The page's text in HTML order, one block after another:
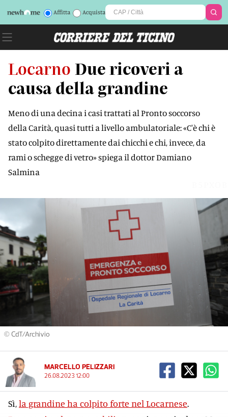
Affitta Acquista
Locarno Due ricoveri a
causa della grandine
Meno di una decina i casi trattati al Pronto soccorso
della Carità, quasi tutti a livello ambulatoriale: «C'è chi è
stato colpito direttamente dai chicchi e chi, invece, da
rami o schegge di vetro» spiega il dottor Damiano
Salmina
© CdT/Archivio
MARCELLO PELIZZARI
26.08.2023 12:00
Sì,la grandine ha colpito forte nel Locarnese.